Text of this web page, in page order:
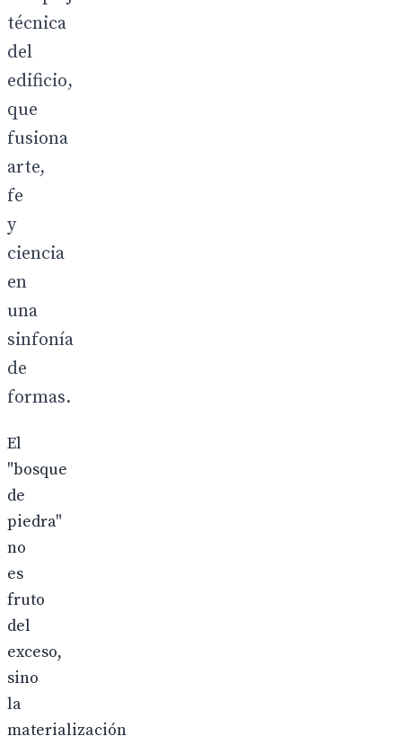
técnica
del
edificio,
que
fusiona
arte,
fe
y
ciencia
en
una
sinfonía
de
formas.
El
"bosque
de
piedra"
no
es
fruto
del
exceso,
sino
la
materialización